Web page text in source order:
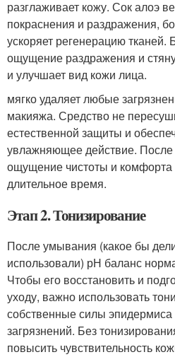
разглаживает кожу. Сок алоэ
покраснения и раздражения,
ускоряет регенерацию тканей.
ощущение раздражения и
и улучшает вид кожи лица.
мягко удаляет любые
макияжа. Средство не
естественной защиты и
увлажняющее действие.
ощущение чистоты и комфорта
длительное время.
Этап 2. Тонизирование
После умывания (какое бы
использовали) рН баланс
Чтобы его восстановить и
уходу, важно использовать
собственные силы эпидермиса
загрязнений. Без
повысить чувствительность